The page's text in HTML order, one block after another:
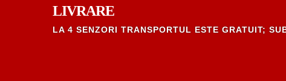
LIVRARE
LA 4 SENZORI TRANSPORTUL ESTE GRATUIT;